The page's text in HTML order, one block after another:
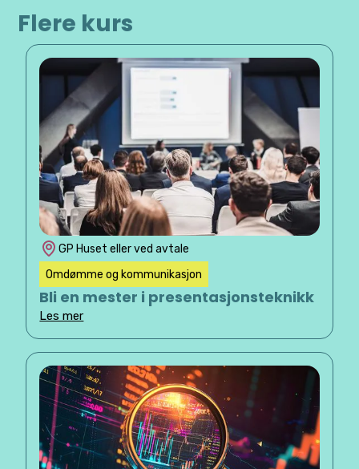
Flere kurs
GP Huset eller ved avtale
Omdømme og kommunikasjon
Bli en mester i presentasjonsteknikk
Les mer